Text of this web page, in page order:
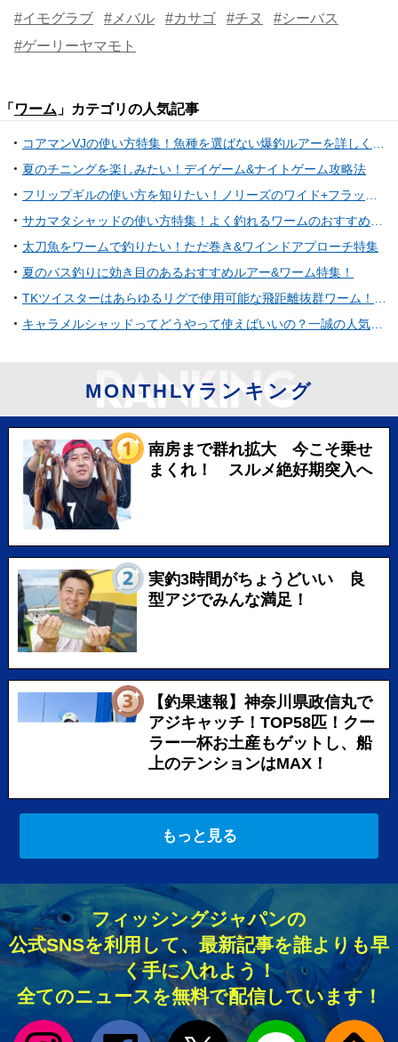
#イモグラブ #メバル #カサゴ #チヌ
#シーバス
#ゲーリーヤマモト
「 ワーム 」カテゴリの人気記事
夏のチニングを楽しみたい！デイゲーム&ナイトゲーム攻略法
太刀魚をワームで釣りたい！ただ巻き&ワインドアプローチ特集
夏のバス釣りに効き目のあるおすすめルアー&ワーム特集！
MONTHLYランキング
南房まで群れ拡大 今こそ乗せ
まくれ！ スルメ絶好期突入へ
実釣3時間がちょうどいい 良
型アジでみんな満足！
【釣果速報】神奈川県政信丸で
アジキャッチ！TOP58匹！クー
ラー一杯お土産もゲットし、船
上のテンションはMAX！
もっと見る
フィッシングジャパンの
公式SNSを利用して、最新記事を誰よりも早
く手に入れよう！
全てのニュースを無料で配信しています！